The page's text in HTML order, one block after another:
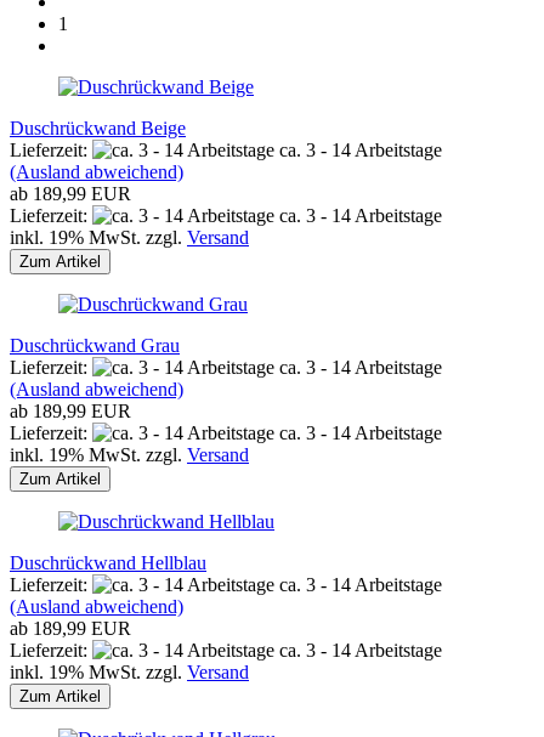
1
Duschrückwand Beige
Lieferzeit:
ca. 3 - 14 Arbeitstage
(Ausland abweichend)
ab 189,99 EUR
Lieferzeit:
ca. 3 - 14 Arbeitstage
inkl. 19% MwSt. zzgl. Versand
Zum Artikel
Duschrückwand Grau
Lieferzeit:
ca. 3 - 14 Arbeitstage
(Ausland abweichend)
ab 189,99 EUR
Lieferzeit:
ca. 3 - 14 Arbeitstage
inkl. 19% MwSt. zzgl. Versand
Zum Artikel
Duschrückwand Hellblau
Lieferzeit:
ca. 3 - 14 Arbeitstage
(Ausland abweichend)
ab 189,99 EUR
Lieferzeit:
ca. 3 - 14 Arbeitstage
inkl. 19% MwSt. zzgl. Versand
Zum Artikel